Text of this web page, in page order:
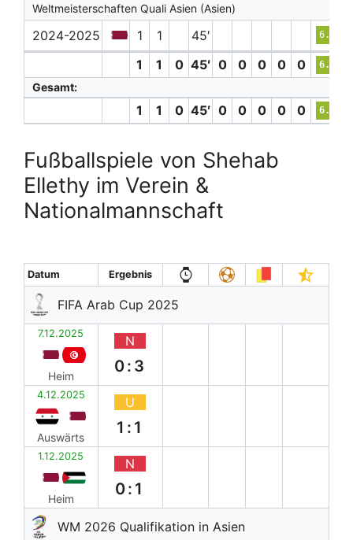
Weltmeisterschaften Quali Asien (Asien)
2024-2025 1 1 45′ 6.3
1 1 0 45′ 0 0 0 0 0 6.3
Gesamt:
1 1 0 45′ 0 0 0 0 0 6.3
Fußballspiele von Shehab
Ellethy im Verein &
Nationalmannschaft
Datum Ergebnis
FIFA Arab Cup 2025
7.12.2025
Heim
N
0:3
4.12.2025
Auswärts
U
1:1
1.12.2025
Heim
N
0:1
WM 2026 Qualifikation in Asien